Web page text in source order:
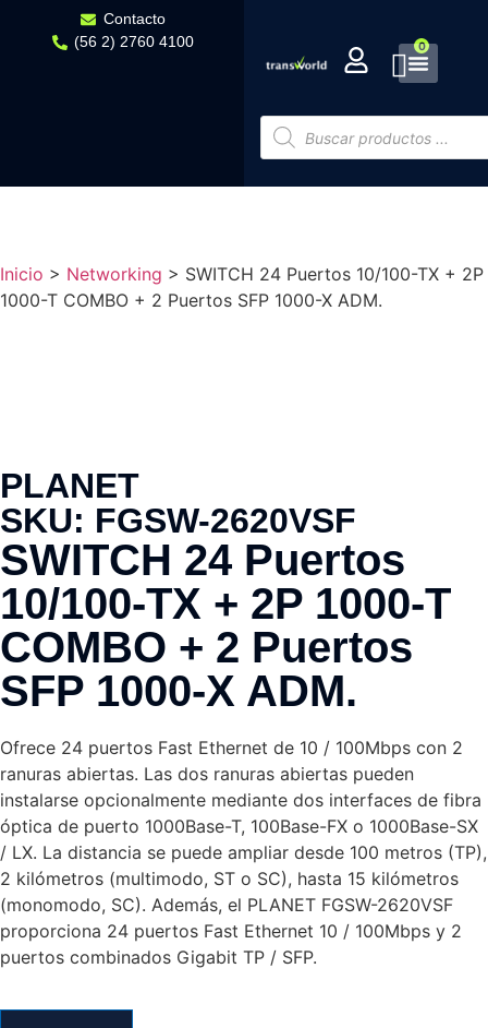
Contacto
(56 2) 2760 4100
0
Inicio > Networking > SWITCH 24 Puertos 10/100-TX + 2P
1000-T COMBO + 2 Puertos SFP 1000-X ADM.
PLANET
SKU: FGSW-2620VSF
SWITCH 24 Puertos
10/100-TX + 2P 1000-T
COMBO + 2 Puertos
SFP 1000-X ADM.
Ofrece 24 puertos Fast Ethernet de 10 / 100Mbps con 2
ranuras abiertas. Las dos ranuras abiertas pueden
instalarse opcionalmente mediante dos interfaces de fibra
óptica de puerto 1000Base-T, 100Base-FX o 1000Base-SX
/ LX. La distancia se puede ampliar desde 100 metros (TP),
2 kilómetros (multimodo, ST o SC), hasta 15 kilómetros
(monomodo, SC). Además, el PLANET FGSW-2620VSF
proporciona 24 puertos Fast Ethernet 10 / 100Mbps y 2
puertos combinados Gigabit TP / SFP.